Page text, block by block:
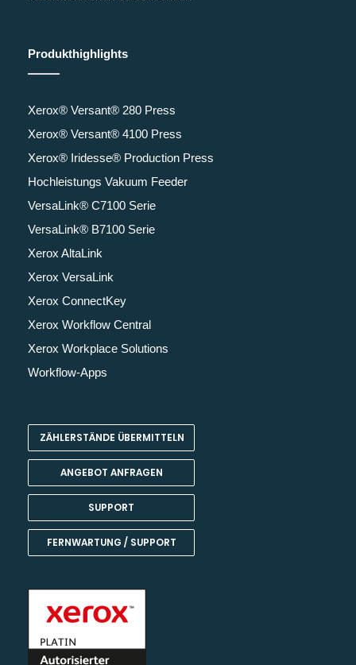
Produkthighlights
Xerox® Versant® 280 Press
Xerox® Versant® 4100 Press
Xerox® Iridesse® Production Press
Hochleistungs Vakuum Feeder
VersaLink® C7100 Serie
VersaLink® B7100 Serie
Xerox AltaLink
Xerox VersaLink
Xerox ConnectKey
Xerox Workflow Central
Xerox Workplace Solutions
Workflow-Apps
ZÄHLERSTÄNDE ÜBERMITTELN
ANGEBOT ANFRAGEN
SUPPORT
FERNWARTUNG / SUPPORT